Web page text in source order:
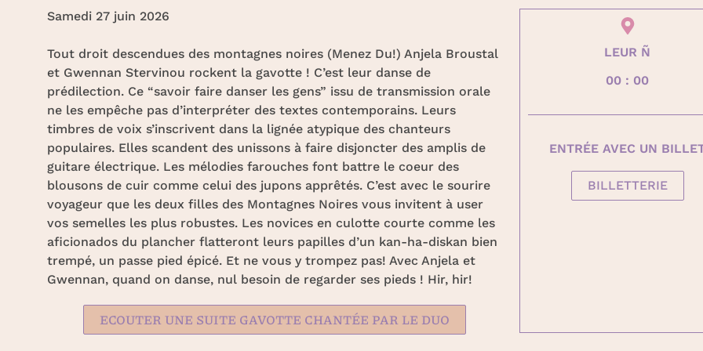
Samedi 27 juin 2026
Tout droit descendues des montagnes noires (Menez Du!) Anjela Broustal
et Gwennan Stervinou rockent la gavotte ! C’est leur danse de
prédilection. Ce “savoir faire danser les gens” issu de transmission orale
ne les empêche pas d’interpréter des textes contemporains. Leurs
timbres de voix s’inscrivent dans la lignée atypique des chanteurs
populaires. Elles scandent des unissons à faire disjoncter des amplis de
guitare électrique. Les mélodies farouches font battre le coeur des
blousons de cuir comme celui des jupons apprêtés. C’est avec le sourire
voyageur que les deux filles des Montagnes Noires vous invitent à user
vos semelles les plus robustes. Les novices en culotte courte comme les
aficionados du plancher flatteront leurs papilles d’un kan-ha-diskan bien
trempé, un passe pied épicé. Et ne vous y trompez pas! Avec Anjela et
Gwennan, quand on danse, nul besoin de regarder ses pieds ! Hir, hir!
ECOUTER UNE SUITE GAVOTTE CHANTÉE PAR LE DUO
LEUR Ñ
00 : 00
ENTRÉE AVEC UN
BILLETTERIE